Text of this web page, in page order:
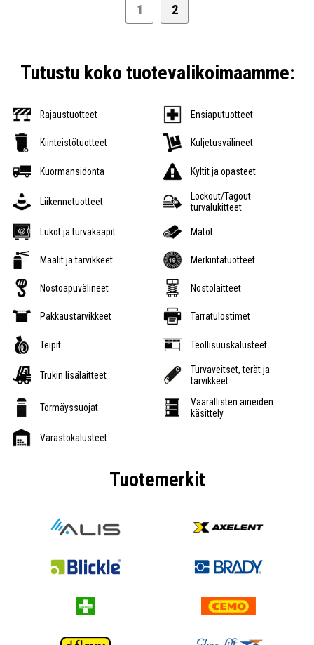
1 2
Tutustu koko tuotevalikoimaamme:
Rajaustuotteet Ensiaputuotteet
Kiinteistötuotteet Kuljetusvälineet
Kuormansidonta Kyltit ja opasteet
Liikennetuotteet
Lockout/Tagout
turvalukitteet
Lukot ja turvakaapit Matot
Maalit ja tarvikkeet Merkintätuotteet
Nostoapuvälineet Nostolaitteet
Pakkaustarvikkeet Tarratulostimet
Teipit Teollisuuskalusteet
Trukin lisälaitteet
Turvaveitset, terät ja
tarvikkeet
Törmäyssuojat
Vaarallisten aineiden
käsittely
Varastokalusteet
Tuotemerkit